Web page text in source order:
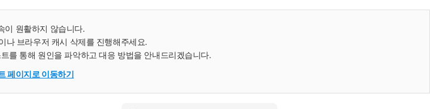
이 원활하지 않습니다.
나 브라우저 캐시 삭제를 진행해주세요.
를 통해 원인을 파악하고 대응 방법을 안내드리겠습니다.
페이지로 이동하기